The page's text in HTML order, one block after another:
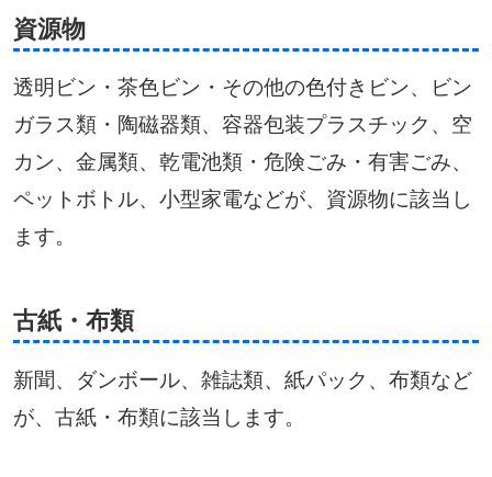
資源物
透明ビン・茶色ビン・その他の色付きビン、ビン
ガラス類・陶磁器類、容器包装プラスチック、空
カン、金属類、乾電池類・危険ごみ・有害ごみ、
ペットボトル、小型家電などが、資源物に該当し
ます。
古紙・布類
新聞、ダンボール、雑誌類、紙パック、布類など
が、古紙・布類に該当します。